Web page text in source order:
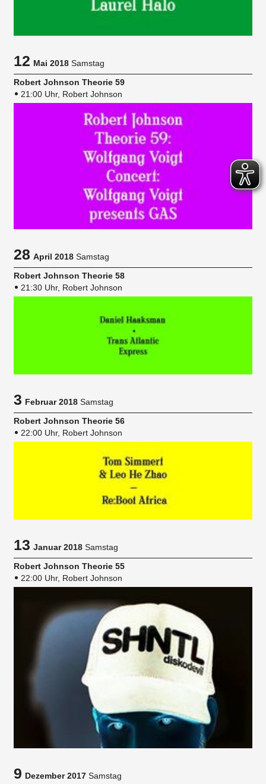
12Mai 2018 Samstag
Robert Johnson Theorie 59
21:00 Uhr, Robert Johnson
28April 2018 Samstag
Robert Johnson Theorie 58
21:30 Uhr, Robert Johnson
3Februar 2018 Samstag
Robert Johnson Theorie 56
22:00 Uhr, Robert Johnson
13Januar 2018 Samstag
Robert Johnson Theorie 55
22:00 Uhr, Robert Johnson
9Dezember 2017 Samstag